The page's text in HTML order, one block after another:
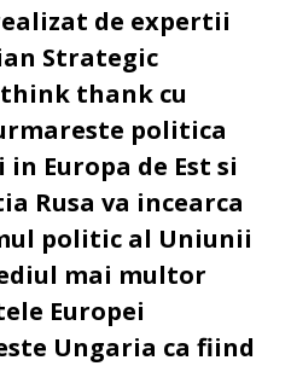
de expertii
Strategic
thank cu
politica
Europa de Est si
Rusa va incearca
politic al Uniunii
mai multor
Europei
Ungaria ca fiind